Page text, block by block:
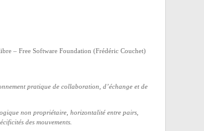
– Free Software Foundation (Frédéric Couchet)
pratique de collaboration, d’échange et de
non propriétaire, horizontalité entre pairs,
des mouvements.